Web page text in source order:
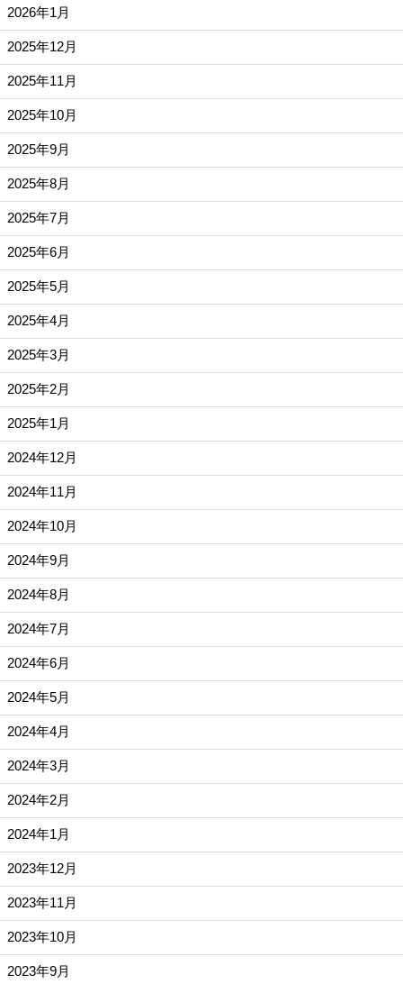
2026年1月
2025年12月
2025年11月
2025年10月
2025年9月
2025年8月
2025年7月
2025年6月
2025年5月
2025年4月
2025年3月
2025年2月
2025年1月
2024年12月
2024年11月
2024年10月
2024年9月
2024年8月
2024年7月
2024年6月
2024年5月
2024年4月
2024年3月
2024年2月
2024年1月
2023年12月
2023年11月
2023年10月
2023年9月